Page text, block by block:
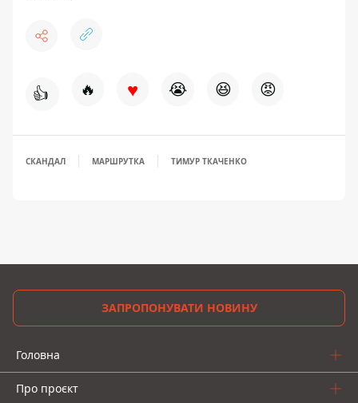
👍 🔥 ♥ 😭 😆 😡
СКАНДАЛ МАРШРУТКА ТИМУР ТКАЧЕНКО
ЗАПРОПОНУВАТИ НОВИНУ
Головна
Про проєкт